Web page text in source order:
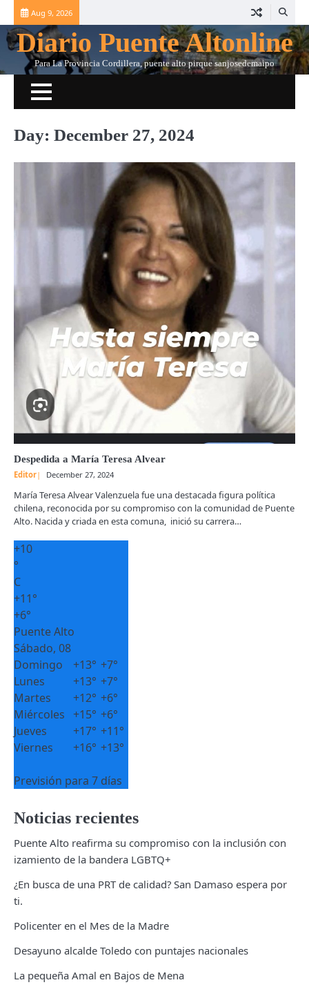
Skip
to
content
Aug 9, 2026
Diario Puente Altonline
Para La Provincia Cordillera, puente alto pirque sanjosedemaipo
Day: December 27, 2024
Despedida a María Teresa Alvear
Editor December 27, 2024
María Teresa Alvear Valenzuela fue una destacada figura política
chilena, reconocida por su compromiso con la comunidad de Puente
Alto. Nacida y criada en esta comuna, inició su carrera…
+10
°
C
+11°
+6°
Puente Alto
Sábado, 08
Domingo
+13° +7°
Lunes
+13° +7°
Martes
+12° +6°
Miércoles +15° +6°
Jueves
+17° +11°
Viernes
+16° +13°
Previsión para 7 días
Noticias recientes
Puente Alto reafirma su compromiso con la inclusión con
izamiento de la bandera LGBTQ+
¿En busca de una PRT de calidad? San Damaso espera por
ti.
Policenter en el Mes de la Madre
Desayuno alcalde Toledo con puntajes nacionales
La pequeña Amal en Bajos de Mena